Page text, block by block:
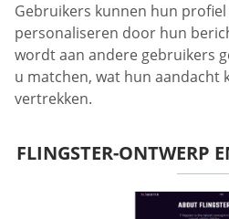
Gebruikers kunnen hun
personaliseren door hun
wordt aan andere gebruikers
u matchen, wat hun aandacht
vertrekken.
FLINGSTER-ONTWERP